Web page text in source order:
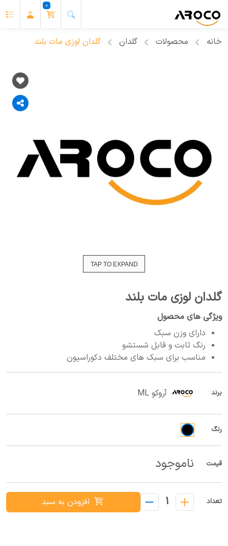
0
خانه محصولات گلدان گلدان لوزی مات بلند
TAP TO EXPAND
گلدان لوزی مات بلند
ویژگی های محصول
دارای وزن سبک
رنگ ثابت و قابل شستشو
مناسب برای سبک های مختلف دکوراسیون
برند آروکو ML
رنگ
قیمت ناموجود
تعداد 1 افزودن به سبد